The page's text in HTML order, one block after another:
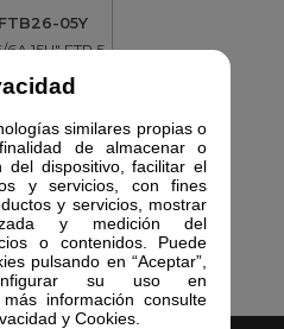
similares propias o
de almacenar o
del dispositivo, facilitar el
y servicios, con fines
y servicios, mostrar
y medición del
o contenidos. Puede
pulsando en “Aceptar”,
su uso en
más información consulte
y Cookies.
05Y
6A 15U" FTP 5